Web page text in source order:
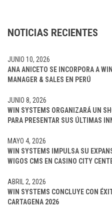
NOTICIAS RECIENTES
ANA ANICETO SE INCORPORA A
MANAGER & SALES EN PERÚ
JUNIO 10, 2026
WIN SYSTEMS ORGANIZARÁ UN
PARA PRESENTAR SUS ÚLTIMAS
JUNIO 8, 2026
WIN SYSTEMS IMPULSA SU
WIGOS CMS EN CASINO CITY
MAYO 4, 2026
WIN SYSTEMS CONCLUYE CON
CARTAGENA 2026
ABRIL 2, 2026